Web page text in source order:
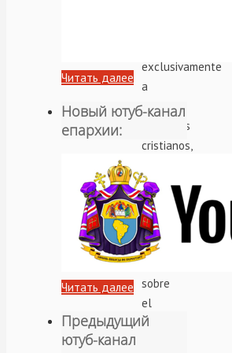
exclusivamente
a
edificios
religiosos
cristianos,
y
en
parte
a
monasterios. Habló
sobre
el
sistema
Читать далее
Новый ютуб-канал
епархии:
Читать далее
Предыдущий
ютуб-канал